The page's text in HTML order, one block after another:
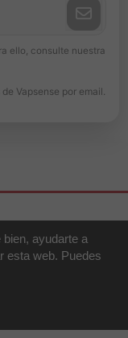
ello, consulte nuestra
Vapsense por email.
ayudarte a
esta web. Puedes